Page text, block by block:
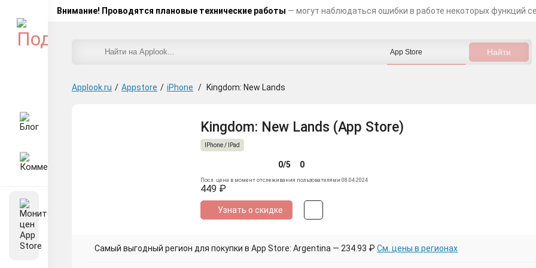
Внимание! Проводятся плановые технические работы — могут наблюдаться ошибки в работе некоторых функций
Applook.ru / Appstore / iPhone / Kingdom: New Lands
Kingdom: New Lands (App Store)
IPhone / IPad
0/5 0
Посл. цена в момент отслеживания пользователями 08.04.2024
449 ₽
Узнать о скидке
Самый выгодный регион для покупки в App Store: Argentina — 234.93 ₽ См. цены в регионах